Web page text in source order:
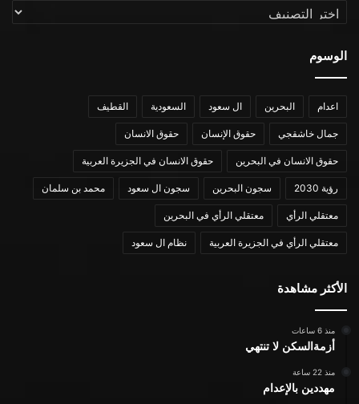
التصنيفات
الوسوم
اعدام البحرين ال سعود السعودية القطيف
جمال خاشقجي حقوق الإنسان حقوق الانسان
حقوق الانسان في البحرين حقوق الانسان في الجزيرة العربية
رؤية 2030 سجون البحرين سجون ال سعود محمد بن سلمان
معتقلي الرأي معتقلي الرأي في البحرين
معتقلي الرأي في الجزيرة العربية نظام ال سعود
الأكثر مشاهدة
منذ 6 ساعات
أزمةالسكن لا تنتهي
منذ 22 ساعة
مهددين بالإعدام